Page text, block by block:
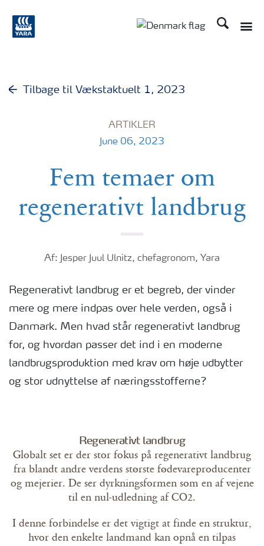
Søg
Tilbage til Vækstaktuelt 1, 2023
ARTIKLER
June 06, 2023
Fem temaer om
regenerativt landbrug
Af: Jesper Juul Ulnitz, chefagronom, Yara
Regenerativt landbrug er et begreb, der vinder
mere og mere indpas over hele verden, også i
Danmark. Men hvad står regenerativt landbrug
for, og hvordan passer det ind i en moderne
landbrugsproduktion med krav om høje udbytter
og stor udnyttelse af næringsstofferne?
Regenerativt landbrug
Globalt set er der stor fokus på regenerativt landbrug
fra blandt andre verdens største fødevareproducenter
og mejerier. De ser dyrkningsformen som en af vejene
til en nul-udledning af CO2.
I denne forbindelse er det vigtigt at finde en struktur,
hvor den enkelte landmand kan opnå en tilpas